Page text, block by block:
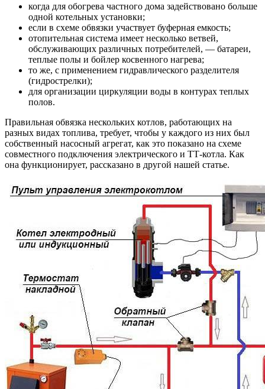
когда для обогрева частного дома задействовано больше
одной котельных установки;
если в схеме обвязки участвует буферная емкость;
отопительная система имеет несколько ветвей,
обслуживающих различных потребителей, — батареи,
теплые полы и бойлер косвенного нагрева;
то же, с применением гидравлического разделителя
(гидрострелки);
для организации циркуляции воды в контурах теплых
полов.
Правильная обвязка нескольких котлов, работающих на
разных видах топлива, требует, чтобы у каждого из них был
собственный насосный агрегат, как это показано на схеме
совместного подключения электрического и ТТ-котла. Как
она функционирует, рассказано в другой нашей статье.